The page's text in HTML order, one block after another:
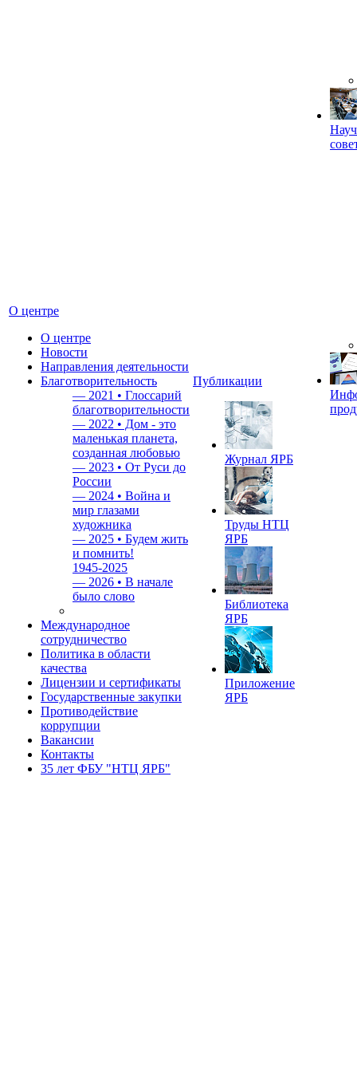
О центре
О центре
Новости
Направления деятельности
Благотворительность
— 2021 • Глоссарий
благотворительности
— 2022 • Дом - это
маленькая планета,
созданная любовью
— 2023 • От Руси до
России
— 2024 • Война и
мир глазами
художника
— 2025 • Будем жить
и помнить!
1945-2025
— 2026 • В начале
было слово
Международное
сотрудничество
Политика в области
качества
Лицензии и сертификаты
Государственные закупки
Противодействие
коррупции
Вакансии
Контакты
35 лет ФБУ "НТЦ ЯРБ"
Публикации
Журнал ЯРБ
Труды НТЦ
ЯРБ
Библиотека
ЯРБ
Приложение
ЯРБ